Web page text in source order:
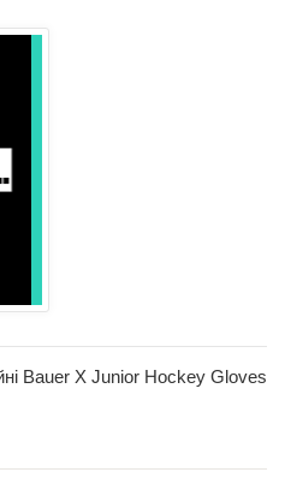
Bauer X Junior Hockey Gloves